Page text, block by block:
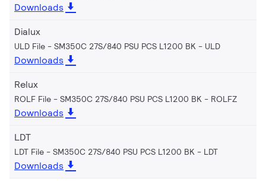
Downloads
Dialux
ULD File - SM350C 27S/840 PSU PCS L1200 BK ULD
Downloads
Relux
ROLF File - SM350C 27S/840 PSU PCS L1200 BK ROLFZ
Downloads
LDT
LDT File - SM350C 27S/840 PSU PCS L1200 BK LDT
Downloads